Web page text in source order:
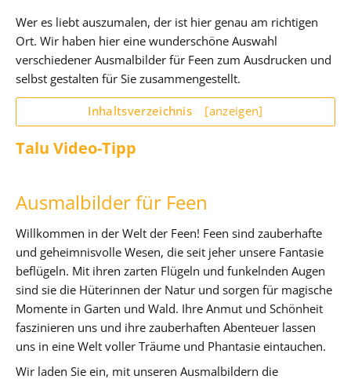
Wer es liebt auszumalen, der ist hier genau am richtigen
Ort. Wir haben hier eine wunderschöne Auswahl
verschiedener Ausmalbilder für Feen zum Ausdrucken und
selbst gestalten für Sie zusammengestellt.
Inhaltsverzeichnis [anzeigen]
Talu Video-Tipp
Ausmalbilder für Feen
Willkommen in der Welt der Feen! Feen sind zauberhafte
und geheimnisvolle Wesen, die seit jeher unsere Fantasie
beflügeln. Mit ihren zarten Flügeln und funkelnden Augen
sind sie die Hüterinnen der Natur und sorgen für magische
Momente in Garten und Wald. Ihre Anmut und Schönheit
faszinieren uns und ihre zauberhaften Abenteuer lassen
uns in eine Welt voller Träume und Phantasie eintauchen.
Wir laden Sie ein, mit unseren Ausmalbildern die